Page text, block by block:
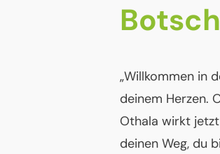
„Willkommen in
deinem Herzen.
Othala wirkt
deinen Weg, du